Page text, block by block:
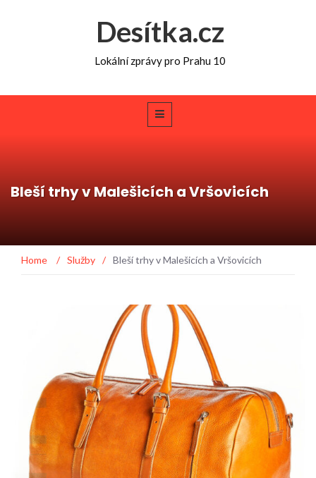
Desítka.cz
Lokální zprávy pro Prahu 10
Bleší trhy v Malešicích a Vršovicích
Home / Služby / Bleší trhy v Malešicích a Vršovicích